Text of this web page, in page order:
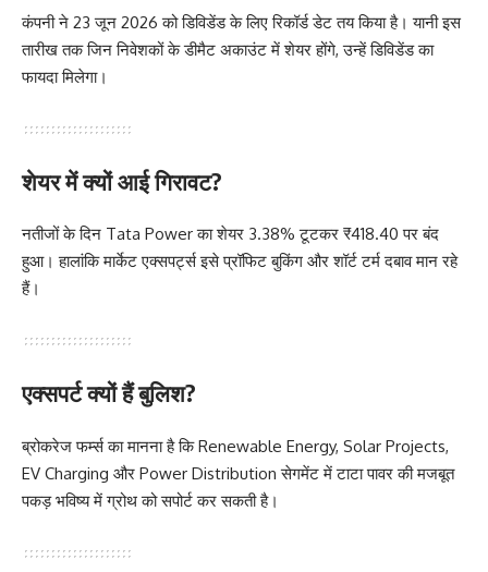
कंपनी ने 23 जून 2026 को डिविडेंड के लिए रिकॉर्ड डेट तय किया है। यानी इस
तारीख तक जिन निवेशकों के डीमैट अकाउंट में शेयर होंगे, उन्हें डिविडेंड का
फायदा मिलेगा।
शेयर में क्यों आई गिरावट?
नतीजों के दिन Tata Power का शेयर 3.38% टूटकर ₹418.40 पर बंद
हुआ। हालांकि मार्केट एक्सपर्ट्स इसे प्रॉफिट बुकिंग और शॉर्ट टर्म दबाव मान रहे
हैं।
एक्सपर्ट क्यों हैं बुलिश?
ब्रोकरेज फर्म्स का मानना है कि Renewable Energy, Solar Projects,
EV Charging और Power Distribution सेगमेंट में टाटा पावर की मजबूत
पकड़ भविष्य में ग्रोथ को सपोर्ट कर सकती है।